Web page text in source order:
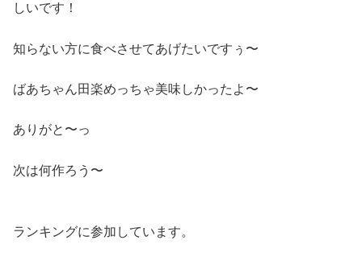
しいです！
知らない方に食べさせてあげたいですぅ〜
ばあちゃん田楽めっちゃ美味しかったよ〜
ありがと〜っ
次は何作ろう〜
ランキングに参加しています。